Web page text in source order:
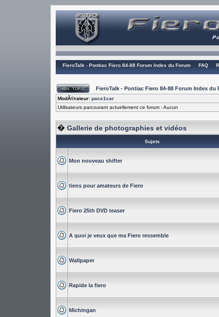
FieroTalk - Pontiac Fiero 84-88 Forum Index du Forum FAQ
FieroTalk - Pontiac Fiero 84-88 Forum Index du
ModÃ©rateur: pace1car
Utilisateurs parcourant actuellement ce forum : Aucun
� Gallerie de photographies et vidéos
Sujets
Mon nouveau shifter
tiens pour amateurs de Fiero
Fiero 25th DVD teaser
A quoi je veux que ma Fiero ressemble
Wallpaper
Rapide la fiero
Michingan